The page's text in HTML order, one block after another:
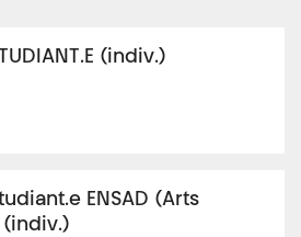
(indiv.)
ENSAD (Arts
(indiv.)